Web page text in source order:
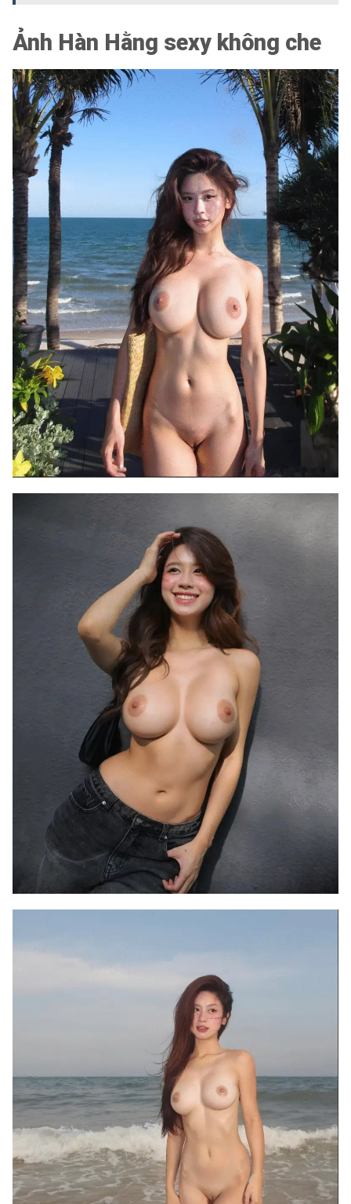
Ảnh Hàn Hằng sexy không che